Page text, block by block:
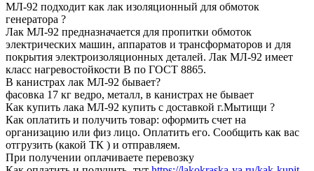
МЛ-92 подходит как лак изоляционный для обмоток
генератора ?
Лак МЛ-92 предназначается для пропитки обмоток
электрических машин, аппаратов и трансформаторов и для
покрытия электроизоляционных деталей. Лак МЛ-92 имеет
класс нагревостойкости В по ГОСТ 8865.
В канистрах лак МЛ-92 бывает?
фасовка 17 кг ведро, металл, в канистрах не бывает
Как купить лака МЛ-92 купить с доставкой г.Мытищи ?
Как оплатить и получить товар: оформить счет на
организацию или физ лицо. Оплатить его. Сообщить как вас
отгрузить (какой ТК ) и отправляем.
При получении оплачиваете перевозку